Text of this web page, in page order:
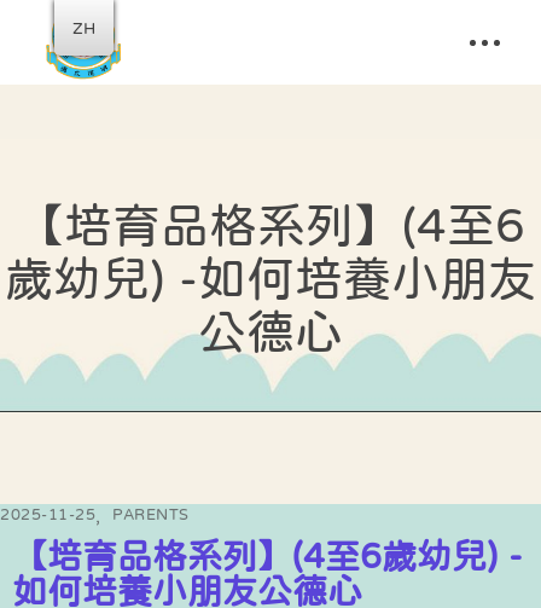
【培育品格系列】(4至6
歲幼兒) -如何培養小朋友
公德心
2025-11-25 PARENTS
【培育品格系列】(4至6歲幼兒) -
如何培養小朋友公德心
ZH